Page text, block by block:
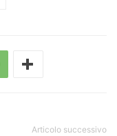
Articolo successivo